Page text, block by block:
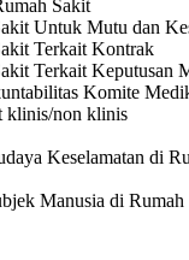
Sakit
Untuk Mutu dan
Terkait Kontrak
Terkait Keputusan
Komite
klinis/non klinis
Keselamatan di
Manusia di Rumah